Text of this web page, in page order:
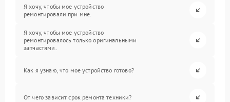
Я хочу, чтобы мое устройство
ремонтировали при мне.
Я хочу, чтобы мое устройство
ремонтировалось только оригинальными
запчастями.
Как я узнаю, что мое устройство готово?
От чего зависит срок ремонта техники?